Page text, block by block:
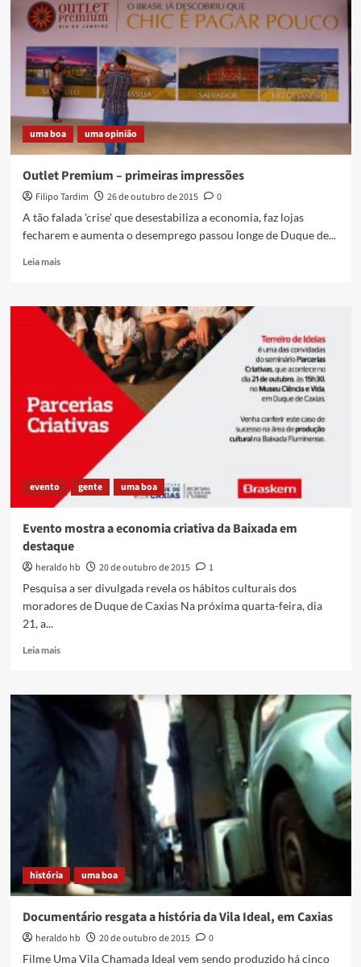
Duque
de
Caxias
mais
uma
vez
na
rota
da
animação
uma boa uma opinião
Outlet Premium – primeiras impressões
Filipo Tardim 26 de outubro de 2015
0
A tão falada 'crise' que desestabiliza a economia, faz lojas
fecharem e aumenta o desemprego passou longe de Duque de...
Leia maisRead
Outlet
Premium
–
primeiras
impressões
evento gente uma boa
Evento mostra a economia criativa da Baixada em
destaque
heraldo hb 20 de outubro de 2015
1
Pesquisa a ser divulgada revela os hábitos culturais dos
moradores de Duque de Caxias Na próxima quarta-feira, dia
21, a...
Leia maisRead
Evento
economia
da
Baixada
em
história uma boa
Documentário resgata a história da Vila Ideal, em Caxias
heraldo hb 20 de outubro de 2015
0
Filme Uma Vila Chamada Ideal vem sendo produzido há cinco